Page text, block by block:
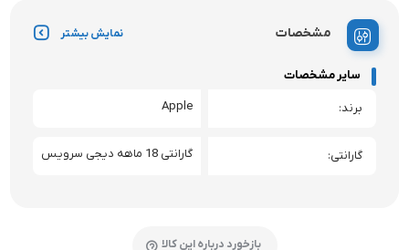
مشخصات نمایش بیشتر
سایر مشخصات
برند Apple
گارانتی گارانتی 18 ماهه دیجی سرویس
بازخورد درباره این کالا